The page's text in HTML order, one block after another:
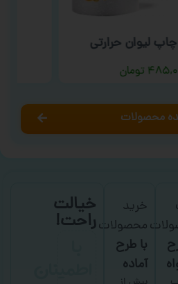
لیوان حرارتی
تومان
محصولات
خرید
محصولات
با طرح
آماده
خیالت
راحت!